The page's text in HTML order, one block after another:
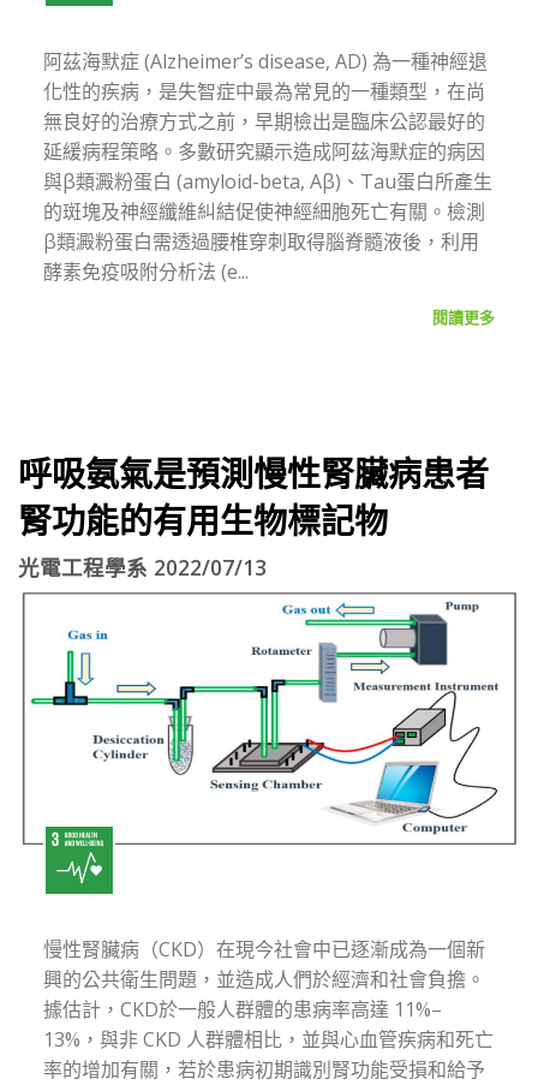
阿茲海默症 (Alzheimer’s disease, AD) 為一種神經退
化性的疾病，是失智症中最為常見的一種類型，在尚
無良好的治療方式之前，早期檢出是臨床公認最好的
延緩病程策略。多數研究顯示造成阿茲海默症的病因
與β類澱粉蛋白 (amyloid-beta, Aβ)、Tau蛋白所產生
的斑塊及神經纖維糾結促使神經細胞死亡有關。檢測
β類澱粉蛋白需透過腰椎穿刺取得腦脊髓液後，利用
酵素免疫吸附分析法 (e...
閱讀更多
呼吸氨氣是預測慢性腎臟病患者
腎功能的有用生物標記物
光電工程學系 2022/07/13
慢性腎臟病（CKD）在現今社會中已逐漸成為一個新
興的公共衛生問題，並造成人們於經濟和社會負擔。
據估計，CKD於一般人群體的患病率高達 11%–
13%，與非 CKD 人群體相比，並與心血管疾病和死亡
率的增加有關，若於患病初期識別腎功能受損和給予